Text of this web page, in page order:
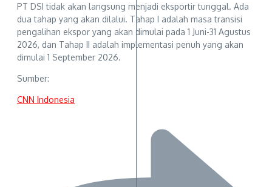
PT DSI tidak akan langsung menjadi eksportir tunggal. Ada
dua tahap yang akan dilalui. Tahap I adalah masa transisi
pengalihan ekspor yang akan dimulai pada 1 Juni-31 Agustus
2026, dan Tahap II adalah implementasi penuh yang akan
dimulai 1 September 2026.
Sumber:
CNN Indonesia